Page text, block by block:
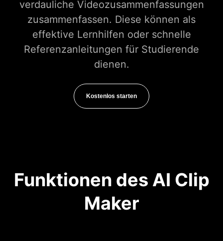
verdauliche Videozusammenfassungen
zusammenfassen. Diese können als
effektive Lernhilfen oder schnelle
Referenzanleitungen für Studierende
dienen.
Kostenlos starten
Funktionen des AI Clip
Maker